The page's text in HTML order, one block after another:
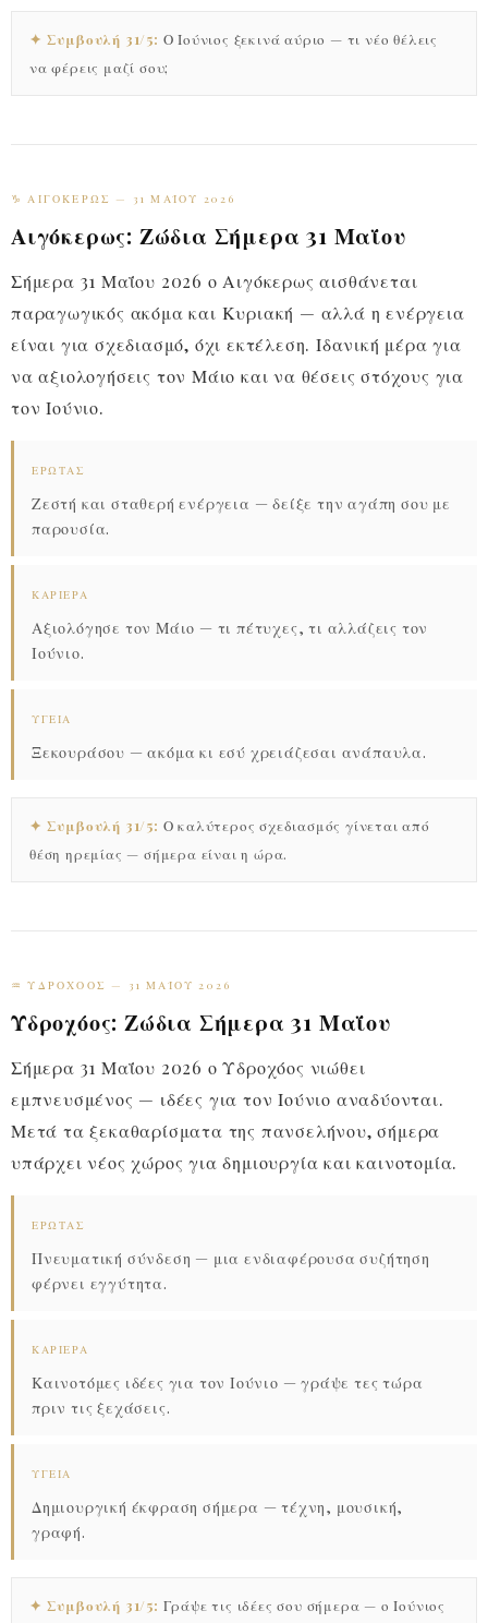
✦ Συμβουλή 31/5: Ο Ιούνιος ξεκινά αύριο — τι νέο θέλεις
να φέρεις μαζί σου;
♑ ΑΙΓΌΚΕΡΩΣ — 31 ΜΑΪ́ΟΥ 2026
Αιγόκερως: Ζώδια Σήμερα 31 Μαΐου
Σήμερα 31 Μαΐου 2026 ο Αιγόκερως αισθάνεται
παραγωγικός ακόμα και Κυριακή — αλλά η ενέργεια
είναι για σχεδιασμό, όχι εκτέλεση. Ιδανική μέρα για
να αξιολογήσεις τον Μάιο και να θέσεις στόχους για
τον Ιούνιο.
ΈΡΩΤΑΣ
Ζεστή και σταθερή ενέργεια — δείξε την αγάπη σου με
παρουσία.
ΚΑΡΙΈΡΑ
Αξιολόγησε τον Μάιο — τι πέτυχες, τι αλλάζεις τον
Ιούνιο.
ΥΓΕΊΑ
Ξεκουράσου — ακόμα κι εσύ χρειάζεσαι ανάπαυλα.
✦ Συμβουλή 31/5: Ο καλύτερος σχεδιασμός γίνεται από
θέση ηρεμίας — σήμερα είναι η ώρα.
♒ ΥΔΡΟΧΌΟΣ — 31 ΜΑΪ́ΟΥ 2026
Υδροχόος: Ζώδια Σήμερα 31 Μαΐου
Σήμερα 31 Μαΐου 2026 ο Υδροχόος νιώθει
εμπνευσμένος — ιδέες για τον Ιούνιο αναδύονται.
Μετά τα ξεκαθαρίσματα της πανσελήνου, σήμερα
υπάρχει νέος χώρος για δημιουργία και καινοτομία.
ΈΡΩΤΑΣ
Πνευματική σύνδεση — μια ενδιαφέρουσα συζήτηση
φέρνει εγγύτητα.
ΚΑΡΙΈΡΑ
Καινοτόμες ιδέες για τον Ιούνιο — γράψε τες τώρα
πριν τις ξεχάσεις.
ΥΓΕΊΑ
Δημιουργική έκφραση σήμερα — τέχνη, μουσική,
γραφή.
✦ Συμβουλή 31/5: Γράψε τις ιδέες σου σήμερα — ο Ιούνιος